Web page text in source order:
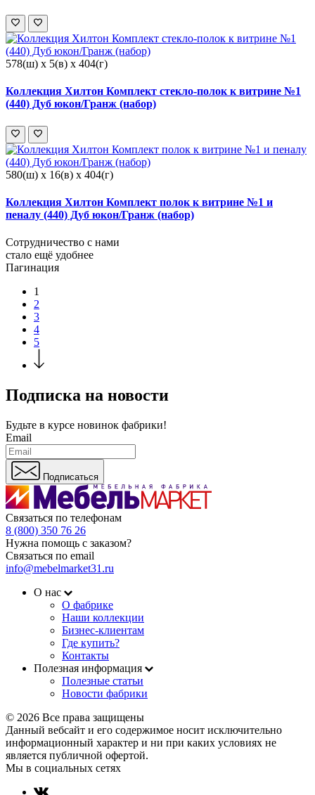
578(ш) x 5(в) x 404(г)
Коллекция Хилтон Комплект стекло-полок к витрине №1
(440) Дуб юкон/Гранж (набор)
580(ш) x 16(в) x 404(г)
Коллекция Хилтон Комплект полок к витрине №1 и
пеналу (440) Дуб юкон/Гранж (набор)
Сотрудничество с нами
стало ещё удобнее
Пагинация
1
2
3
4
5
Подписка на новости
Будьте в курсе новинок фабрики!
Email
Подписаться
Связаться по телефонам
8 (800) 350 76 26
Нужна помощь с заказом?
Связаться по email
info@mebelmarket31.ru
О нас
О фабрике
Наши коллекции
Бизнес-клиентам
Где купить?
Контакты
Полезная информация
Полезные статьи
Новости фабрики
© 2026 Все права защищены
Данный вебсайт и его содержимое носит исключительно
информационный характер и ни при каких условиях не
является публичной офертой.
Мы в социальных сетях